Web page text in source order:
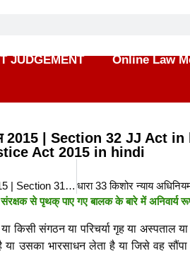
JUDGEMENT Online Law
2015 | Section 32 JJ Act in
Act 2015 in hindi
धारा 31 किशोर न्याय अधिनियम 2015 | Section 31 JJ Act in hindi 2015 | Section 31 Juvenile Justice Act 2015 in hindi
संरक्षक से पृथक् पाए गए बालक के बारे में अनिवार्य
किसी संगठन या परिचर्या गृह या अस्पताल
उसका भारसाधन लेता है या जिसे वह सौंपा